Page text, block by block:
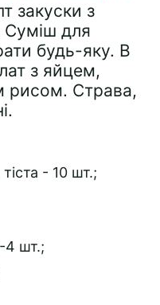
закуски з
Суміш для
будь-яку. В
з яйцем,
рисом. Страва,
- 10 шт.;
4 шт.;